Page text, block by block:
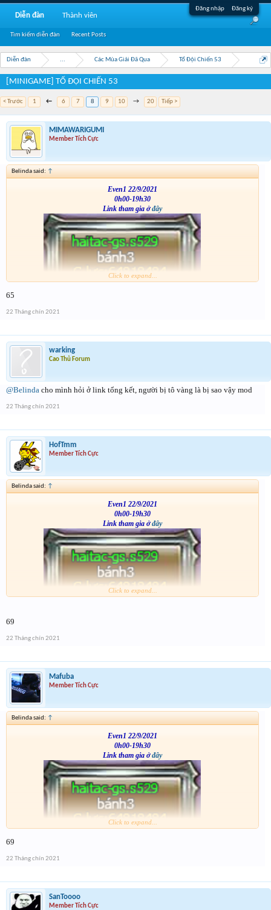
Đăng nhập Đăng ký
Diễn đàn ... Các Mùa Giải Đã Qua Tổ Đội Chiến 53
[MINIGAME] TỔ ĐỘI CHIẾN 53
< Trước 1 ← 6 7 8 9 10 → 20 Tiếp >
MIMAWARIGUMI
Member Tích Cực
Belinda said: ↑
Even1 22/9/2021
0h00-19h30
Link tham gia ở đây
Click to expand...
65
22 Tháng chín 2021
warking
Cao Thủ Forum
@Belinda cho mình hỏi ở link tổng kết, người bị tô vàng là bị sao vậy mod
22 Tháng chín 2021
HofTmm
Member Tích Cực
Belinda said: ↑
Even1 22/9/2021
0h00-19h30
Link tham gia ở đây
Click to expand...
69
22 Tháng chín 2021
Mafuba
Member Tích Cực
Belinda said: ↑
Even1 22/9/2021
0h00-19h30
Link tham gia ở đây
Click to expand...
69
22 Tháng chín 2021
SanToooo
Member Tích Cực
Diễn đàn
Tìm kiếm diễn đàn Recent Posts
Thành viên